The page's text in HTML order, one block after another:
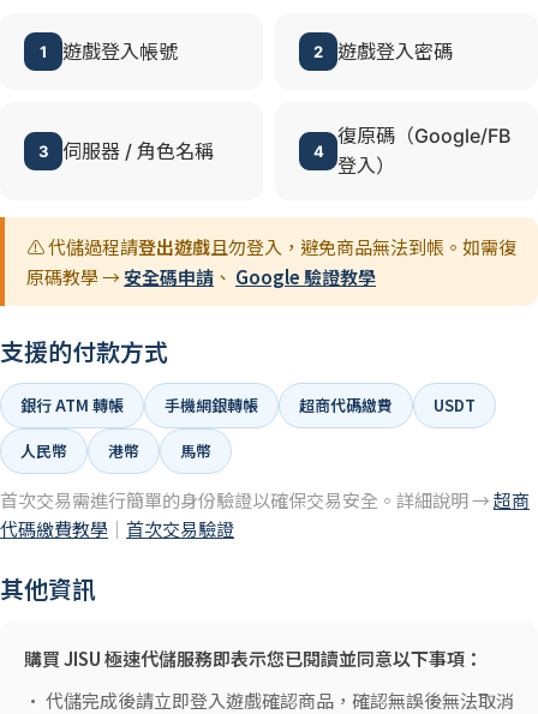
1 遊戲登入帳號 2 遊戲登入密碼
3 伺服器 / 角色名稱 4
復原碼（Google/FB
登入）
⚠️ 代儲過程請登出遊戲且勿登入，避免商品無法到帳。如需復
原碼教學 →安全碼申請 、 Google 驗證教學
支援的付款方式
銀行 ATM 轉帳 手機網銀轉帳 超商代碼繳費
USDT
人民幣
港幣 馬幣
首次交易需進行簡單的身份驗證以確保交易安全。詳細說明 →超商
代碼繳費教學 ｜ 首次交易驗證
其他資訊
購買 JISU 極速代儲服務即表示您已閱讀並同意以下事項：
• 代儲完成後請立即登入遊戲確認商品，確認無誤後無法取消